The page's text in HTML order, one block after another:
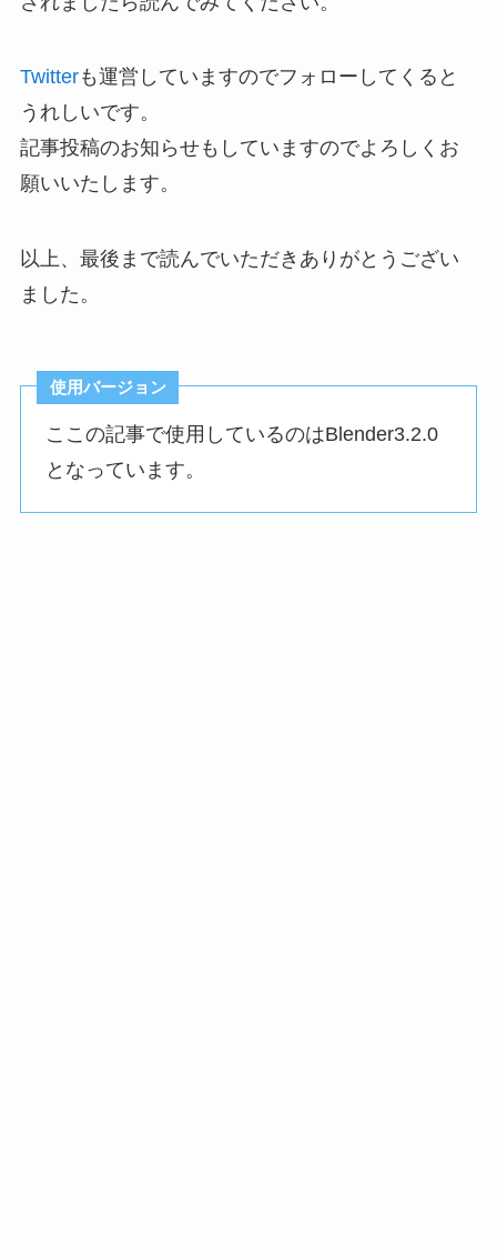
Twitterも運営していますのでフォローしてくると
うれしいです。
記事投稿のお知らせもしていますのでよろしくお
願いいたします。
以上、最後まで読んでいただきありがとうござい
ました。
使用バージョン
ここの記事で使用しているのはBlender3.2.0
となっています。